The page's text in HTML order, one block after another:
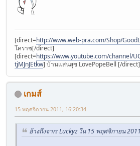
[direct=http://www.web-pra.com/Shop/
โคราช[/direct]
[direct=https://www.youtube.com/channel/
tjMJnJEtkw] บ้านแสนสุข LovePopeBell [/direct]
เกมส์
15 พฤศจิกายน 2011, 16:20:34
อ้างถึงจาก: Luckyz ใน 15 พฤศจิกายน